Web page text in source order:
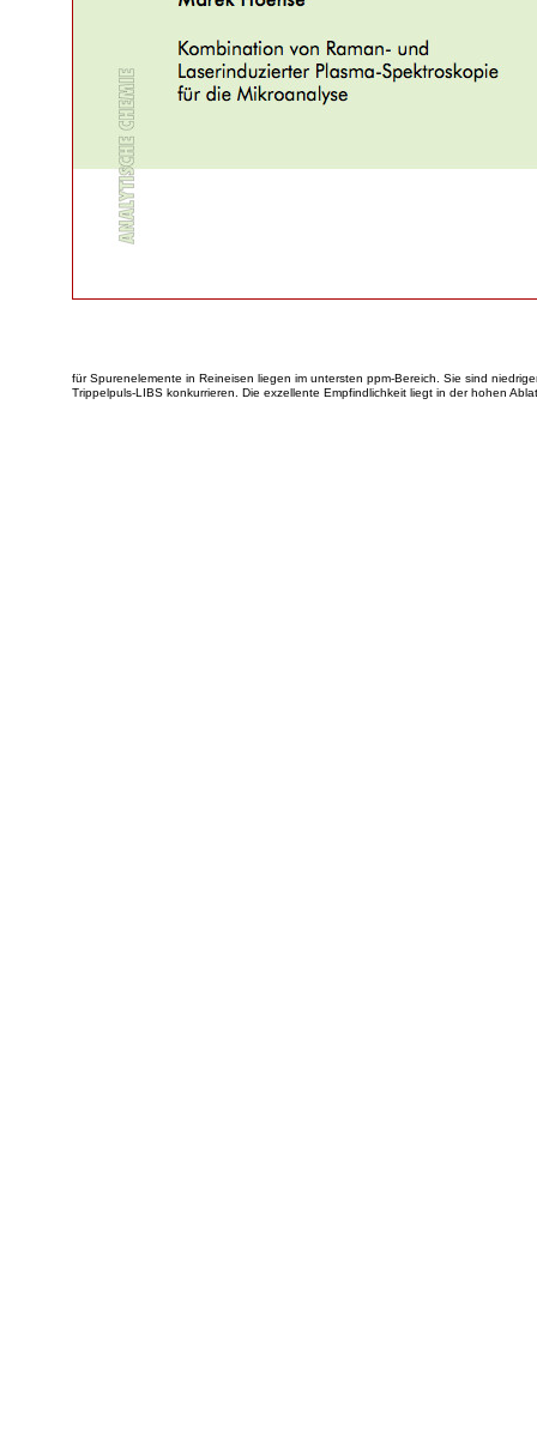
für Spurenelemente in Reineisen liegen im untersten ppm-Bereich. Sie sind
Trippelpuls-LIBS konkurrieren. Die exzellente Empfindlichkeit liegt in der hohen